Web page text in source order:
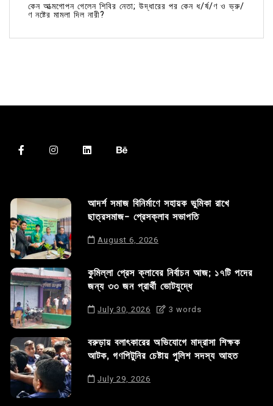
কেন আত্মগোপন গেলেন শিবির নেতা; উদ্ধারের পর কেন ধ/র্ষ/ণ ও ভ্রু/
ণ নষ্টের মামলা দিল নারী?
আদর্শ সমাজ বিনির্মাণে সহায়ক ভুমিকা রাখে
ছাত্রসমাজ- প্রেসক্লাব সভাপতি
August 6, 2026
কুমিল্লা প্রেস ক্লাবের নির্বাচন আজ; ১৭টি পদের
জন্য ৩৩ জন প্রার্থী ভোটযুদ্ধে
July 30, 2026 3 words
বরুড়ায় বলাৎকারের অভিযোগে মাদ্রাসা শিক্ষক
আটক, গণপিটুনির চেষ্টায় পুলিশ সদস্য আহত
July 29, 2026